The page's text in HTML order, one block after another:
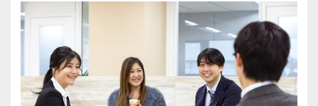
・一般企業～医療・学校法人まで対応
・個人～大企業まで幅広く経験可能
・税務顧問＋資産税に関与
・相続／事業承継／M&Aにも対応